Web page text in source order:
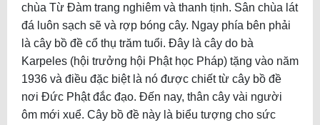
chùa Từ Đàm trang nghiêm và thanh tịnh. Sân chùa lát
đá luôn sạch sẽ và rợp bóng cây. Ngay phía bên phải
là cây bồ đề cổ thụ trăm tuổi. Đây là cây do bà
Karpeles (hội trưởng hội Phật học Pháp) tặng vào năm
1936 và điều đặc biệt là nó được chiết từ cây bồ đề
nơi Đức Phật đắc đạo. Đến nay, thân cây vài người
ôm mới xuể. Cây bồ đề này là biểu tượng cho sức